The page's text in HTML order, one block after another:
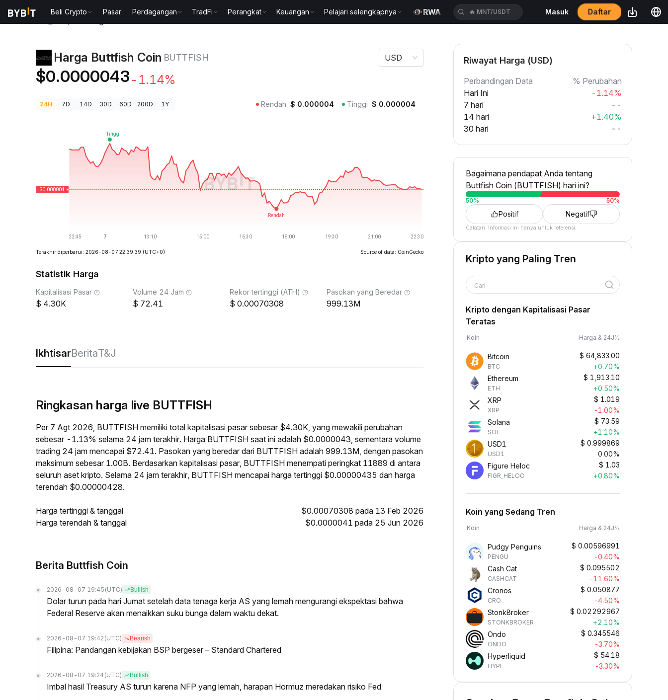
Beli Crypto Pasar Perdagangan TradFi Perangkat Keuangan Pelajari selengkapnya Masuk Daftar
Harga Buttfish Coin BUTTFISH
$0.0000043 -1.14%
USD
24H 7D 14D 30D 60D 200D 1Y Rendah $ 0.000004 Tinggi $ 0.000004
Terakhir diperbarui: 2026-08-07 22:39:39 (UTC+0) Source of data: CoinGecko
Statistik Harga
Kapitalisasi Pasar
4.30K
Volume 24 Jam
72.41
Rekor tertinggi (ATH)
0.00070308
Pasokan yang Beredar
999.13M
IkhtisarBeritaT&J
Ringkasan harga live BUTTFISH
Per 7 Agt 2026, BUTTFISH memiliki total kapitalisasi pasar sebesar $4.30K, yang mewakili perubahan
sebesar -1.13% selama 24 jam terakhir. Harga BUTTFISH saat ini adalah $0.0000043, sementara volume
trading 24 jam mencapai $72.41. Pasokan yang beredar dari BUTTFISH adalah 999.13M, dengan pasokan
maksimum sebesar 1.00B. Berdasarkan kapitalisasi pasar, BUTTFISH menempati peringkat 11889 di antara
seluruh aset kripto. Selama 24 jam terakhir, BUTTFISH mencapai harga tertinggi $0.00000435 dan harga
terendah $0.00000428.
Harga tertinggi & tanggal
$0.00070308 pada 13 Feb 2026
Harga terendah & tanggal
$0.0000041 pada 25 Jun 2026
Berita Buttfish Coin
2026-08-07 19:45 (UTC) Bullish
Dolar turun pada hari Jumat setelah data tenaga kerja AS yang lemah mengurangi ekspektasi bahwa
Federal Reserve akan menaikkan suku bunga dalam waktu dekat.
2026-08-07 19:42 (UTC) Bearish
Filipina: Pandangan kebijakan BSP bergeser – Standard Chartered
2026-08-07 19:24 (UTC) Bullish
Imbal hasil Treasury AS turun karena NFP yang lemah, harapan Hormuz meredakan risiko Fed
Riwayat Harga (USD)
Perbandingan Data
% Perubahan
Hari Ini
-1.14%
7 hari
--
14 hari
+1.40%
30 hari
--
Bagaimana pendapat Anda tentang
Buttfish Coin (BUTTFISH) hari ini?
50% 50%
Positif Negatif
Catatan: Informasi ini hanya untuk referensi.
Kripto yang Paling Tren
Cari
Kripto dengan Kapitalisasi Pasar
Teratas
Koin Harga & 24J%
Bitcoin
BTC
$ 64,833.00
+0.70%
Ethereum
ETH
$ 1,913.10
+0.50%
XRP
XRP
$ 1.019
-1.00%
Solana
SOL
$ 73.59
+1.10%
USD1
USD1
$ 0.999869
0.00%
Figure Heloc
FIGR_HELOC
$ 1.03
+0.80%
Koin yang Sedang Tren
Koin Harga & 24J%
Pudgy Penguins
PENGU
$ 0.00596991
-0.40%
Cash Cat
CASHCAT
$ 0.095502
-11.60%
Cronos
CRO
$ 0.050877
-4.50%
StonkBroker
STONKBROKER
$ 0.02292967
+2.10%
Ondo
ONDO
$ 0.345546
-3.70%
Hyperliquid
HYPE
$ 54.18
-3.30%